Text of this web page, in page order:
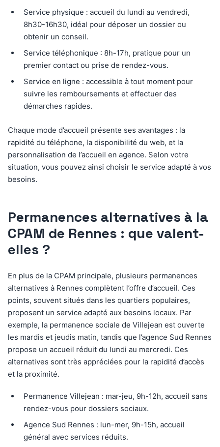
Service physique : accueil du lundi au vendredi,
8h30-16h30, idéal pour déposer un dossier ou
obtenir un conseil.
Service téléphonique : 8h-17h, pratique pour un
premier contact ou prise de rendez-vous.
Service en ligne : accessible à tout moment pour
suivre les remboursements et effectuer des
démarches rapides.
Chaque mode d’accueil présente ses avantages : la
rapidité du téléphone, la disponibilité du web, et la
personnalisation de l’accueil en agence. Selon votre
situation, vous pouvez ainsi choisir le service adapté à vos
besoins.
Permanences alternatives à la
CPAM de Rennes : que valent-
elles ?
En plus de la CPAM principale, plusieurs permanences
alternatives à Rennes complètent l’offre d’accueil. Ces
points, souvent situés dans les quartiers populaires,
proposent un service adapté aux besoins locaux. Par
exemple, la permanence sociale de Villejean est ouverte
les mardis et jeudis matin, tandis que l’agence Sud Rennes
propose un accueil réduit du lundi au mercredi. Ces
alternatives sont très appréciées pour la rapidité d’accès
et la proximité.
Permanence Villejean : mar-jeu, 9h-12h, accueil sans
rendez-vous pour dossiers sociaux.
Agence Sud Rennes : lun-mer, 9h-15h, accueil
général avec services réduits.